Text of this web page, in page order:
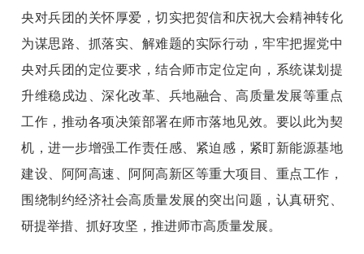
央对兵团的关怀厚爱，切实把贺信和庆祝大会精神转化
为谋思路、抓落实、解难题的实际行动，牢牢把握党中
央对兵团的定位要求，结合师市定位定向，系统谋划提
升维稳戍边、深化改革、兵地融合、高质量发展等重点
工作，推动各项决策部署在师市落地见效。要以此为契
机，进一步增强工作责任感、紧迫感，紧盯新能源基地
建设、阿阿高速、阿阿高新区等重大项目、重点工作，
围绕制约经济社会高质量发展的突出问题，认真研究、
研提举措、抓好攻坚，推进师市高质量发展。